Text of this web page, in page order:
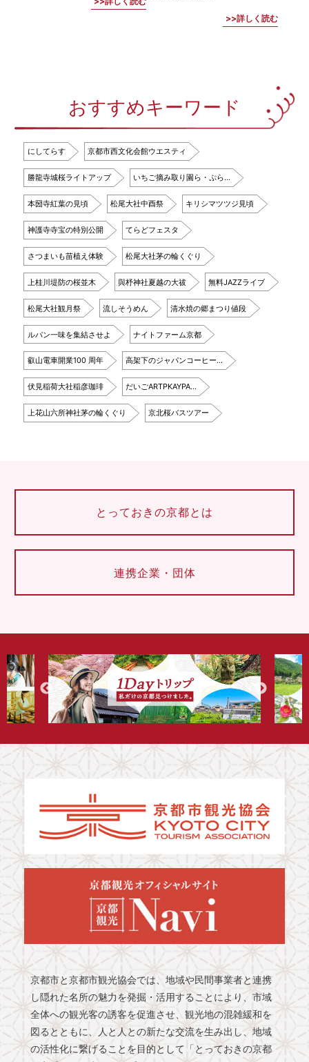
詳しく読む
おすすめキーワード
にしてらす 京都市西文化会館ウエスティ
勝龍寺城桜ライトアップ いちご摘み取り園ら・ぷら…
本圀寺紅葉の見頃 松尾大社中酉祭 キリシマツツジ見頃
神護寺寺宝の特別公開 てらどフェスタ
さつまいも苗植え体験 松尾大社茅の輪くぐり
上桂川堤防の桜並木 與杼神社夏越の大祓 無料JAZZライブ
松尾大社観月祭 流しそうめん 清水焼の郷まつり値段
ルパン一味を集結させよ ナイトファーム京都
叡山電車開業100 周年 高架下のジャパンコーヒー…
伏見稲荷大社稲彦珈琲 だいごARTPKAYPA…
上花山六所神社茅の輪くぐり 京北桜バスツアー
とっておきの京都とは
連携企業・団体
京都市と京都市観光協会では、地域や民間事業者と連携
し隠れた名所の魅力を発掘・活用することにより、市域
全体への観光客の誘客を促進させ、観光地の混雑緩和を
図るとともに、人と人との新たな交流を生み出し、地域
の活性化に繋げることを目的として「とっておきの京都